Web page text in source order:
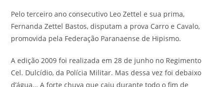
Pelo terceiro ano consecutivo Leo Zettel e sua prima,
Fernanda Zettel Bastos, disputam a prova Carro e Cavalo,
promovida pela Federação Paranaense de Hipismo.
A edição 2009 foi realizada em 28 de junho no Regimento
Cel. Dulcídio, da Polícia Militar. Mas dessa vez foi debaixo
d’água… A forte chuva que caiu durante todo o fim de